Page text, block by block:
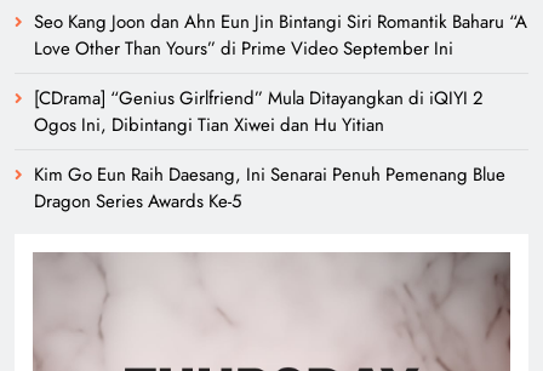
Seo Kang Joon dan Ahn Eun Jin Bintangi Siri Romantik Baharu “A
Love Other Than Yours” di Prime Video September Ini
[CDrama] “Genius Girlfriend” Mula Ditayangkan di iQIYI 2
Ogos Ini, Dibintangi Tian Xiwei dan Hu Yitian
Kim Go Eun Raih Daesang, Ini Senarai Penuh Pemenang Blue
Dragon Series Awards Ke-5